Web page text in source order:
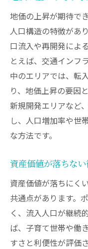
地価の上昇が期待で
人口構造の特徴があ
口流入や再開発によ
とえば、交通インフ
中のエリアでは、転
り、地価上昇の要因
新規開発エリアなど
し、人口増加率や世
な方法です。
資産価値が落ちな
資産価値が落ちにく
共通点があります。
く、流入人口が継続
ば、子育て世帯や働
すさと利便性が評価